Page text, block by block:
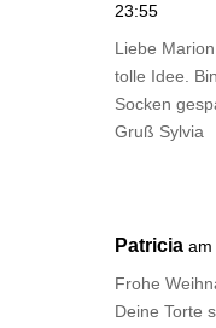
23:55
Liebe
tolle Idee.
Socken
Gruß Sylvia
Patricia am
Frohe
Deine Torte